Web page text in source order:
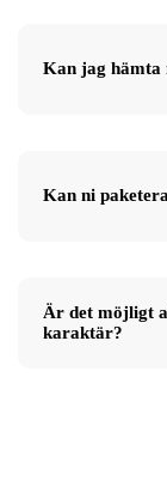
Kan jag hämta
Kan ni
Är det möjligt
karaktär?